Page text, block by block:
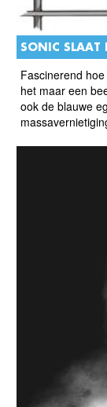
SONIC SLAAT
Fascinerend
het maar een
ook de blauwe